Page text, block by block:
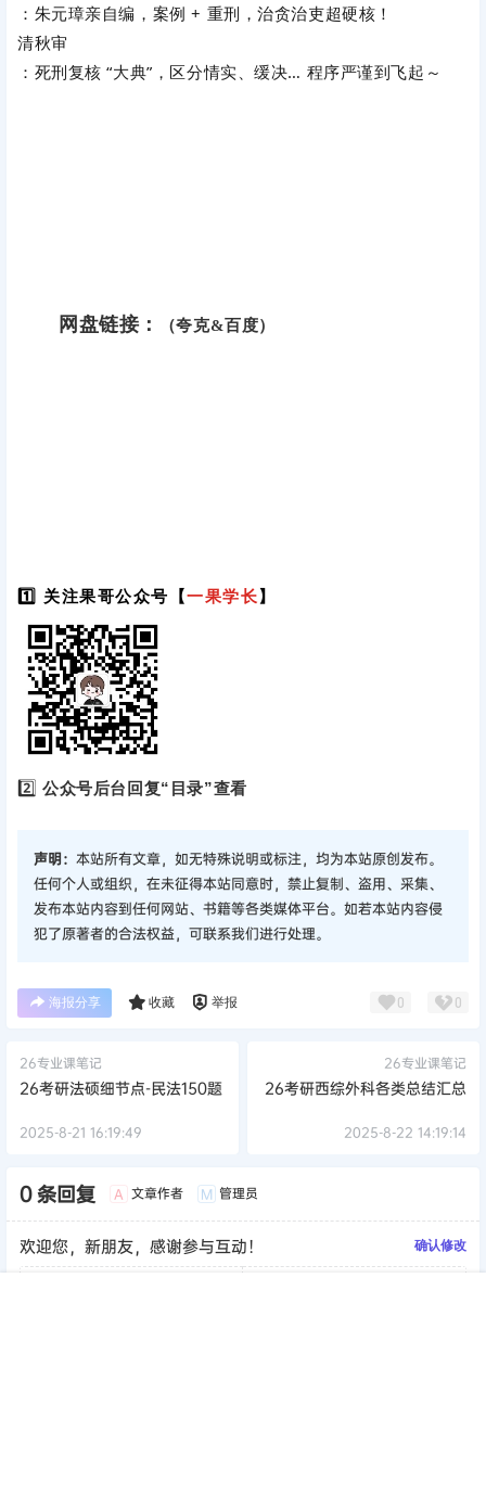
：朱元璋亲自编，案例 + 重刑，治贪治吏超硬核！
清秋审
：死刑复核 “大典”，区分情实、缓决… 程序严谨到飞起～
网盘链接： （夸克&百度）
1️⃣ 关注果哥公众号【一果学长】
2️⃣公众号后台回复“目录”查看
声明： 本站所有文章，如无特殊说明或标注，均为本站原创发布。
任何个人或组织，在未征得本站同意时，禁止复制、盗用、采集、
发布本站内容到任何网站、书籍等各类媒体平台。如若本站内容侵
犯了原著者的合法权益，可联系我们进行处理。
海报分享 收藏 举报 0 0
26专业课笔记
26考研法硕细节点-民法150题
2025-8-21 16:19:49
26专业课笔记
26考研西综外科各类总结汇总
2025-8-22 14:19:14
0 条回复 A 文章作者 M 管理员
欢迎您，新朋友，感谢参与互动！ 确认修改